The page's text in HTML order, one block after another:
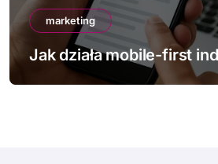
marketing
Jak działa mobile-first